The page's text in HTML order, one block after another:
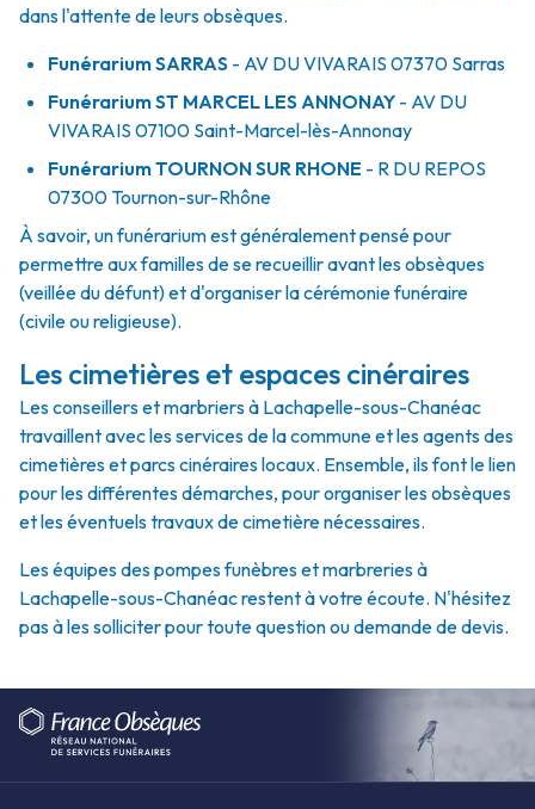
dans l'attente de leurs obsèques.
FunérariumSARRAS - AV DU VIVARAIS 07370 Sarras
FunérariumST MARCEL LES ANNONAY - AV DU
VIVARAIS 07100 Saint-Marcel-lès-Annonay
FunérariumTOURNON SUR RHONE - R DU REPOS
07300 Tournon-sur-Rhône
À savoir, un funérarium est généralement pensé pour
permettre aux familles de se recueillir avant les obsèques
(veillée du défunt) et d'organiser la cérémonie funéraire
(civile ou religieuse).
Les cimetières et espaces cinéraires
Les conseillers et marbriers à Lachapelle-sous-Chanéac
travaillent avec les services de la commune et les agents des
cimetières et parcs cinéraires locaux. Ensemble, ils font le lien
pour les différentes démarches, pour organiser les obsèques
et les éventuels travaux de cimetière nécessaires.
Les équipes des pompes funèbres et marbreries à
Lachapelle-sous-Chanéac restent à votre écoute. N'hésitez
pas à les solliciter pour toute question ou demande de devis.